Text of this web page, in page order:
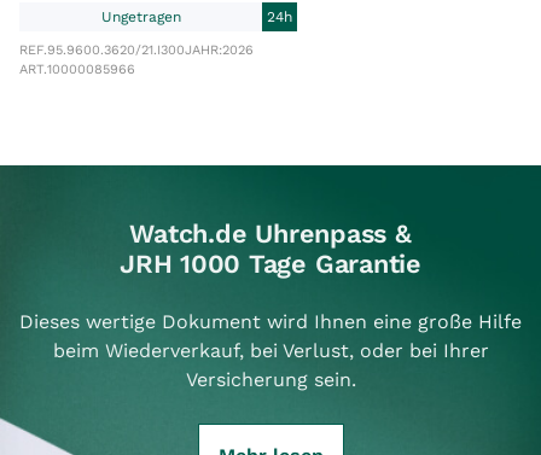
Ungetragen
24h
REF.95.9600.3620/21.I300JAHR:2026
ART.10000085966
Watch.de Uhrenpass &
JRH 1000 Tage Garantie
Dieses wertige Dokument wird Ihnen eine große Hilfe
beim Wiederverkauf, bei Verlust, oder bei Ihrer
Versicherung sein.